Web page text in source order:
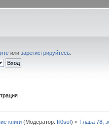
илизарегистрируйтесь
книги (Модератор:fil0sof) » Глава 78,